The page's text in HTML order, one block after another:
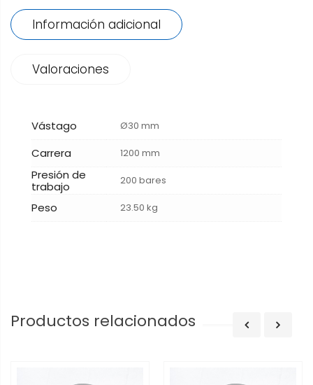
Información adicional
Valoraciones
Vástago Ø30 mm
Carrera 1200 mm
Presión de
trabajo
200 bares
Peso 23.50 kg
Productos relacionados